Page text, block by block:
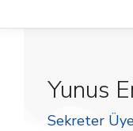
Yunus
Sekreter